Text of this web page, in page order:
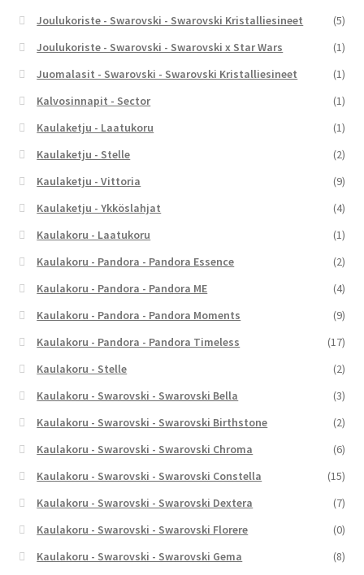
Joulukoriste - Swarovski - Swarovski Kristalliesineet
(5)
Joulukoriste - Swarovski - Swarovski x Star Wars
(1)
Juomalasit - Swarovski - Swarovski Kristalliesineet
(1)
Kalvosinnapit - Sector
(1)
Kaulaketju - Laatukoru
(1)
Kaulaketju - Stelle
(2)
Kaulaketju - Vittoria
(9)
Kaulaketju - Ykköslahjat
(4)
Kaulakoru - Laatukoru
(1)
Kaulakoru - Pandora - Pandora Essence
(2)
Kaulakoru - Pandora - Pandora ME
(4)
Kaulakoru - Pandora - Pandora Moments
(9)
Kaulakoru - Pandora - Pandora Timeless
(17)
Kaulakoru - Stelle
(2)
Kaulakoru - Swarovski - Swarovski Bella
(3)
Kaulakoru - Swarovski - Swarovski Birthstone
(2)
Kaulakoru - Swarovski - Swarovski Chroma
(6)
Kaulakoru - Swarovski - Swarovski Constella
(15)
Kaulakoru - Swarovski - Swarovski Dextera
(7)
Kaulakoru - Swarovski - Swarovski Florere
(0)
Kaulakoru - Swarovski - Swarovski Gema
(8)